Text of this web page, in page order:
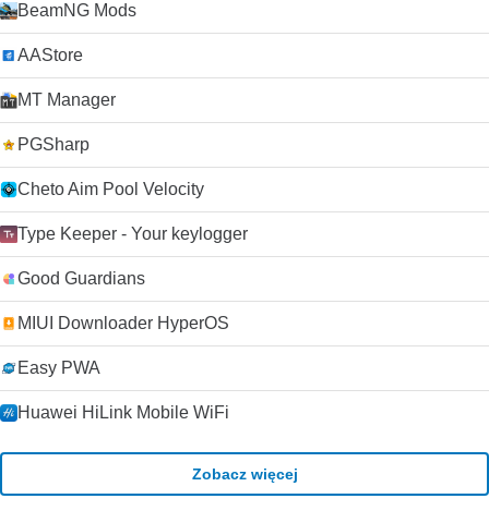
BeamNG Mods
AAStore
MT Manager
PGSharp
Cheto Aim Pool Velocity
Type Keeper - Your keylogger
Good Guardians
MIUI Downloader HyperOS
Easy PWA
Huawei HiLink Mobile WiFi
Zobacz więcej